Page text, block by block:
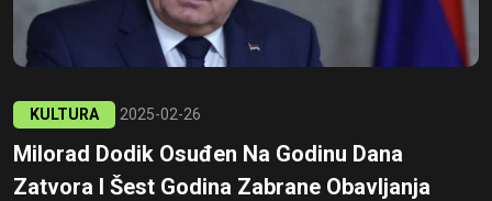
KULTURA 2025-02-26
Milorad Dodik Osuđen Na Godinu Dana
Zatvora I Šest Godina Zabrane Obavljanja